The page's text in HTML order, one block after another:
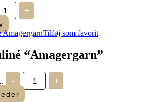
+
Tilføj som favorit
“Amagergarn”
-
DMC
Mouliné
"Amagergarn"
antal
+